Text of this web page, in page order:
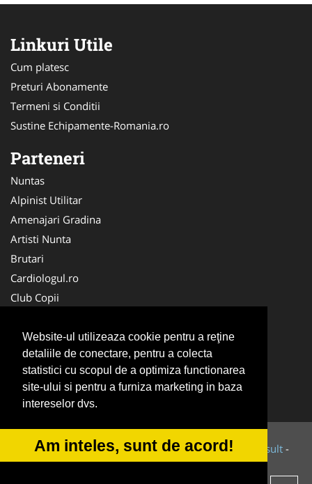
Website-ul utilizeaza cookie pentru a reţine
detaliile de conectare, pentru a colecta
statistici cu scopul de a optimiza functionarea
site-ului si pentru a furniza marketing in baza
intereselor dvs.
Am inteles, sunt de acord!
Linkuri Utile
Cum platesc
Preturi Abonamente
Termeni si Conditii
Sustine Echipamente-Romania.ro
Parteneri
Nuntas
Alpinist Utilitar
Amenajari Gradina
Artisti Nunta
Brutari
Cardiologul.ro
Club Copii
Ambalaje Romania
Cabinet-Individual.ro
CentruInchirieri.ro
Cursuri Romania
© 2014-2026 Powered byVilonMedia&Tokaido Consult -
ANPC SOL